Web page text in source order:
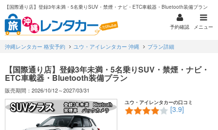
【国際通り店】登録3年未満・5名乗りSUV・禁煙・ナビ・ETC車載器・Bluetooth装備プラン
予約確認 メニュー
沖縄レンタカー 格安予約 ユウ・アイレンタカー 沖縄 プラン詳細
【国際通り店】登録3年未満・5名乗りSUV・禁煙・ナビ・
ETC車載器・Bluetooth装備プラン
販売期間：2026/10/12～2027/03/31
ユウ・アイレンタカーの口コミ
[3.9]